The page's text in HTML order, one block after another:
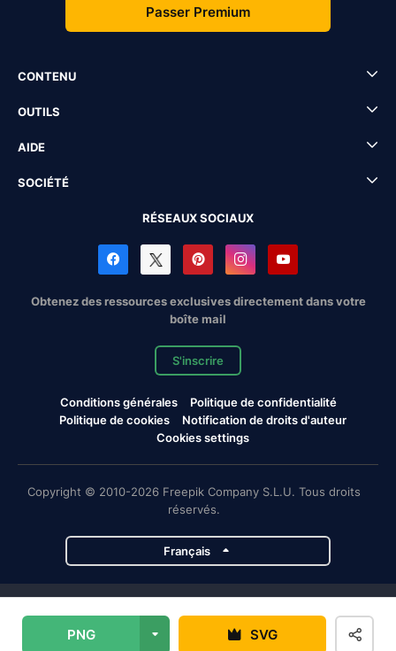
PNG SVG
Passer Premium
CONTENU
OUTILS
AIDE
SOCIÉTÉ
RÉSEAUX SOCIAUX
Obtenez des ressources exclusives directement dans votre
boîte mail
S'inscrire
Conditions générales
Politique de confidentialité
Politique de cookies
Notification de droits d'auteur
Cookies settings
Copyright © 2010-2026 Freepik Company S.L.U. Tous droits
réservés.
Français